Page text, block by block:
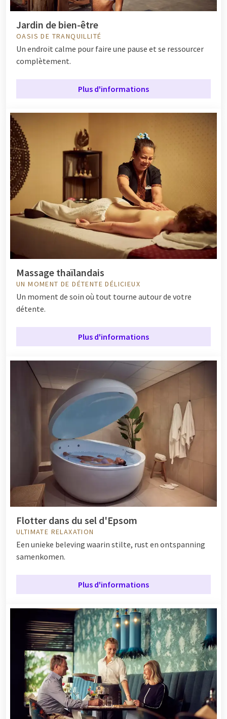
Jardin de bien-être
OASIS DE TRANQUILLITÉ
Un endroit calme pour faire une pause et se ressourcer
complètement.
Plus d'informations
Massage thaïlandais
UN MOMENT DE DÉTENTE DÉLICIEUX
Un moment de soin où tout tourne autour de votre
détente.
Plus d'informations
Flotter dans du sel d'Epsom
ULTIMATE RELAXATION
Een unieke beleving waarin stilte, rust en ontspanning
samenkomen.
Plus d'informations